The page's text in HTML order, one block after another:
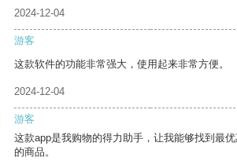
2024-12-04
游客
这款软件的功能非常强大，使用起来非常方便。
2024-12-04
游客
这款app是我购物的得力助手，让我能够找到最
的商品。